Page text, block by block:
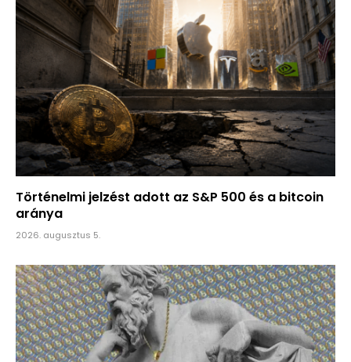
Történelmi jelzést adott az S&P 500 és a bitcoin
aránya
2026. augusztus 5.